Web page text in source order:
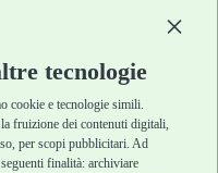
tecnologie
cookie e tecnologie simili.
fruizione dei contenuti digitali,
per scopi pubblicitari. Ad
finalità: archiviare
e Pulizia
Quality